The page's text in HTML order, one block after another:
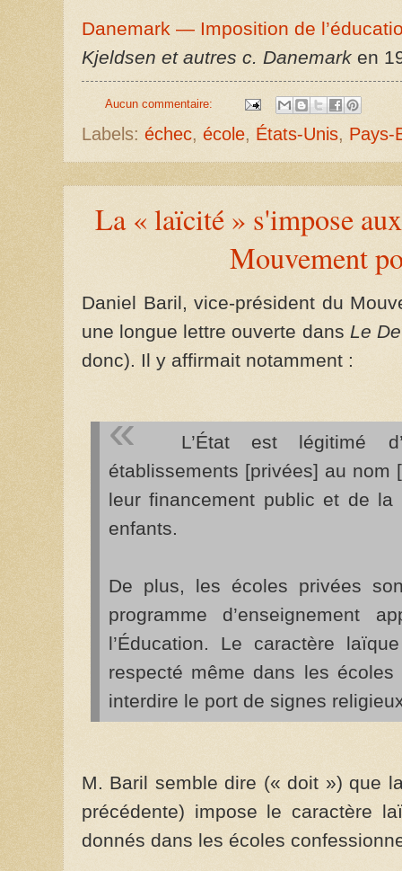
Danemark — Imposition de
Kjeldsen et autres c. Danemark en
Aucun commentaire:
Labels: échec, école, États-Unis, Pays-
La « laïcité » s'impose
Mouvement
Daniel Baril, vice-président du
une longue lettre ouverte dans Le
donc). Il y affirmait notamment :
L’État est légitimé
établissements [privées] au nom
leur financement public et de
enfants.
De plus, les écoles privées
programme d’enseignement
l’Éducation. Le caractère
respecté même dans les écoles
interdire le port de signes
M. Baril semble dire (« doit ») que
précédente) impose le caractère
donnés dans les écoles